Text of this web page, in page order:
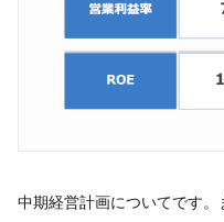
中期経営計画についてです